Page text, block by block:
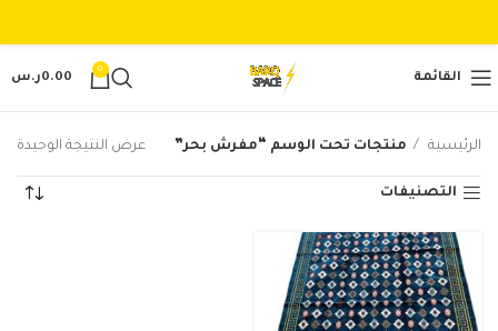
القائمة
0
0.00ر.س
الرئيسية منتجات تحت الوسم “مفرش بحر” عرض النتيجة الوحيدة
التصنيفات